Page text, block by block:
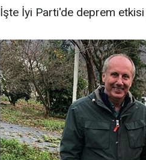
İşte İyi Parti'de deprem